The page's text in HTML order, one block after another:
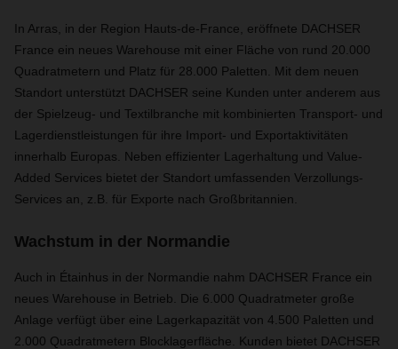
In Arras, in der Region Hauts-de-France, eröffnete DACHSER
France ein neues Warehouse mit einer Fläche von rund 20.000
Quadratmetern und Platz für 28.000 Paletten. Mit dem neuen
Standort unterstützt DACHSER seine Kunden unter anderem aus
der Spielzeug- und Textilbranche mit kombinierten Transport- und
Lagerdienstleistungen für ihre Import- und Exportaktivitäten
innerhalb Europas. Neben effizienter Lagerhaltung und Value-
Added Services bietet der Standort umfassenden Verzollungs-
Services an, z.B. für Exporte nach Großbritannien.
Wachstum in der Normandie
Auch in Étainhus in der Normandie nahm DACHSER France ein
neues Warehouse in Betrieb. Die 6.000 Quadratmeter große
Anlage verfügt über eine Lagerkapazität von 4.500 Paletten und
2.000 Quadratmetern Blocklagerfläche. Kunden bietet DACHSER